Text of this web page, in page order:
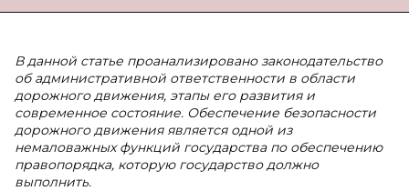
В данной статье проанализировано законодательство
об административной ответственности в области
дорожного движения, этапы его развития и
современное состояние. Обеспечение безопасности
дорожного движения является одной из
немаловажных функций государства по обеспечению
правопорядка, которую государство должно
выполнить.